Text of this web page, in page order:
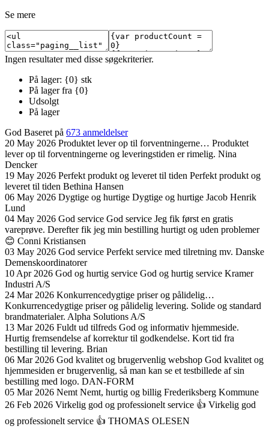
Se mere
Ingen resultater med disse søgekriterier.
På lager: {0} stk
På lager fra {0}
Udsolgt
På lager
God Baseret på 673 anmeldelser
20 May 2026 Produktet lever op til forventningerne… Produktet
lever op til forventningerne og leveringstiden er rimelig. Nina
Dencker
19 May 2026 Perfekt produkt og leveret til tiden Perfekt produkt og
leveret til tiden Bethina Hansen
06 May 2026 Dygtige og hurtige Dygtige og hurtige Jacob Henrik
Lund
04 May 2026 God service God service Jeg fik først en gratis
vareprøve. Derefter fik jeg min bestilling hurtigt og uden problemer
😊 Conni Kristiansen
03 May 2026 God service Perfekt service med tilretning mv. Danske
Demenskoordinatorer
10 Apr 2026 God og hurtig service God og hurtig service Kramer
Industri A/S
24 Mar 2026 Konkurrencedygtige priser og pålidelig…
Konkurrencedygtige priser og pålidelig levering. Solide og standard
brandmaterialer. Alpha Solutions A/S
13 Mar 2026 Fuldt ud tilfreds God og informativ hjemmeside.
Hurtig fremsendelse af korrektur til godkendelse. Kort tid fra
bestilling til levering. Brian
06 Mar 2026 God kvalitet og brugervenlig webshop God kvalitet og
hjemmesiden er brugervenlig, så man kan se et testbillede af sin
bestilling med logo. DAN-FORM
05 Mar 2026 Nemt Nemt, hurtig og billig Frederiksberg Kommune
26 Feb 2026 Virkelig god og professionelt service 👍 Virkelig god
og professionelt service 👍 THOMAS OLESEN